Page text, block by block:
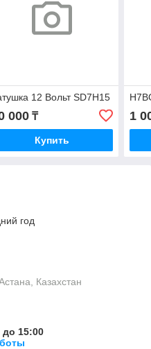
12 Вольт SD7H15
000₸
Купить
1
год
Казахстан
до 15:00